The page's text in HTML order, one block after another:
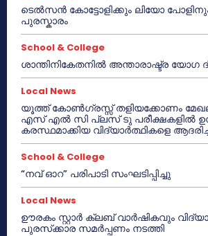
ടെൽസൻ കോട്ടോളിക്കും ലിയോ
പുരസ്കാരം
School & College
ശാന്തിനികേതനിൽ അന്താരാഷ്ട്ര യോഗ
Local News
യൂത്ത് കോൺഗ്രസ്സ് തളിയക്കോണം മേഖല
എസ് എൽ സി പ്ലസ് ടു പരീക്ഷകളിൽ
കരസ്ഥമാക്കിയ വിദ്യാർത്ഥികളെ
School & College
“നവ് ഓറ” പരിപാടി സംഘടിപ്പിച്ചു
Local News
ഊരകം സ്റ്റാർ ക്ലബ് വാർഷികവും
പുരസ്‌ക്കാര സമർപ്പണം നടത്തി